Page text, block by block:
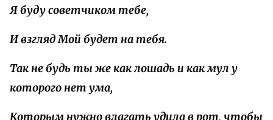
Я буду советчиком тебе,
И взгляд Мой будет натебя.
Так не будь ты жекаклошадь и какмул у
которогонет ума,
Которым нужно влагать удила врот, чтобы